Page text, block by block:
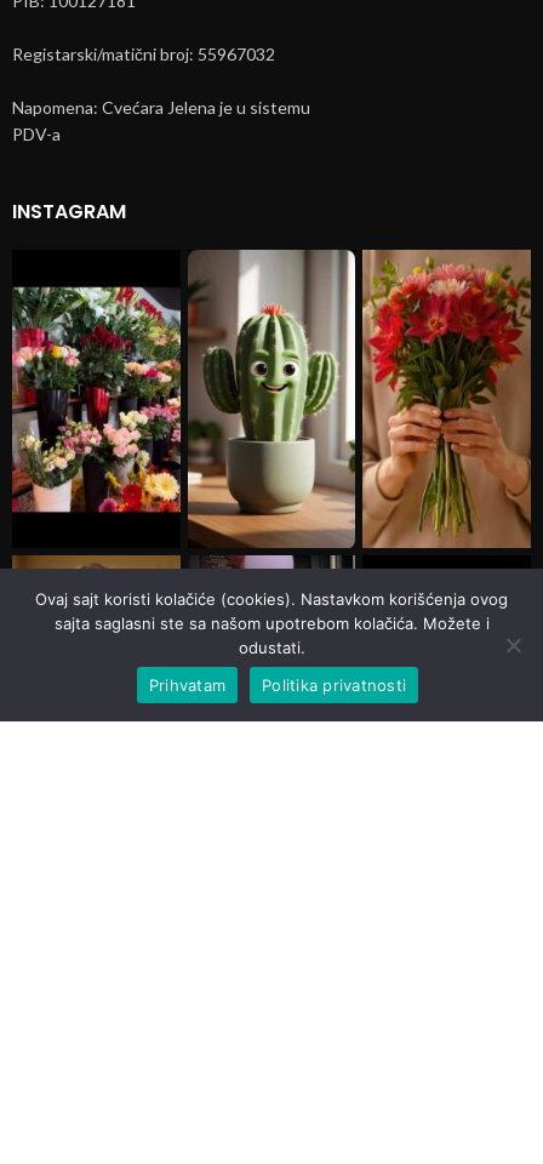
Registarski/matični broj: 55967032
Napomena: Cvećara Jelena je u sistemu
PDV-a
INSTAGRAM
Ovaj sajt koristi kolačiće (cookies). Nastavkom korišćenja ovog
sajta saglasni ste sa našom upotrebom kolačića. Možete i
odustati.
Prihvatam
Politika privatnosti